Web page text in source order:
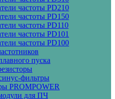
частоты PD210
частоты PD150
частоты PD110
частоты PD101
частоты PD100
пуска
фильтры
PROMPOWER
для ПЧ